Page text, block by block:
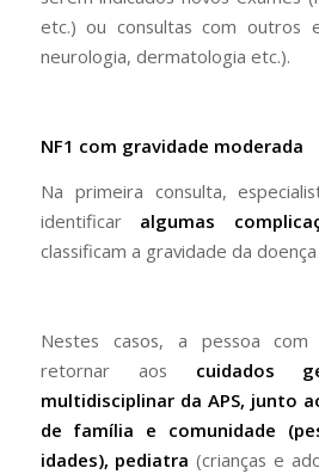
etc.) ou consultas com outros
neurologia, dermatologia etc.).
NF1 com gravidade moderada
Na primeira consulta,
identificar algumas
classificam a gravidade da
Nestes casos, a pessoa
retornar aos cuidados
multidisciplinar da APS, junto
de família e comunidade
idades), pediatra (crianças e